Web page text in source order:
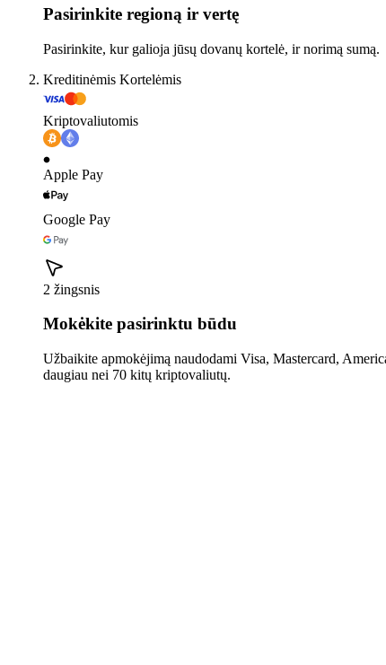
Pasirinkite regioną ir vertę
Pasirinkite, kur galioja jūsų dovanų kortelė, ir norimą sumą.
Kreditinėmis Kortelėmis
Kriptovaliutomis
Apple Pay
Google Pay
2 žingsnis
Mokėkite pasirinktu būdu
Užbaikite apmokėjimą naudodami Visa, Mastercard,
daugiau nei 70 kitų kriptovaliutų.